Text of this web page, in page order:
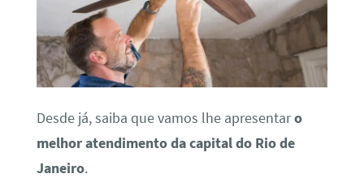
Desde já, saiba que vamos lhe apresentaro
melhor atendimento da capital do Rio de
Janeiro.